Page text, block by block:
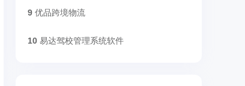
9 优品跨境物流
10 易达驾校管理系统软件